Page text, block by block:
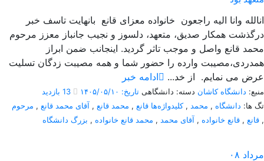
انالله وانا الیه راجعون خانواده معزای قانع بانهایت تاسف خبر
درگذشت همکار صدیق، متعهد، دلسوز و نجیب جانباز معزز مرحوم
محمد قانع واصل و موجب تاثر گردید. اینجانب ضمن ابراز
همدردی،مصیبت وارده را حضور شما و همه مصیبت زدگان تسلیت
عرض می نمایم. از خد...
ادامه خبر
منبع: دانشگاه کاشان دسته: دانشگاهی تاریخ: ۱۴۰۵/۰۵/۱۰
تگ ها: دانشگاه , محمد ,کلیدواژه‌ها قانع , محمد قانع , آقای محمد قانع , مرحوم
قانع , قانع خانواده , آقای محمد , محمد قانع خانواده , بزرگ دانشگاه ,
۰۸ مرداد